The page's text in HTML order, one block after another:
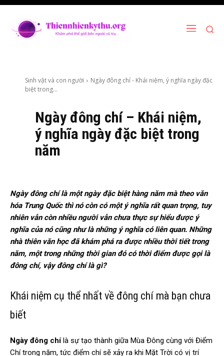
Sinh vật và con người
Ngày đông chí - Khái niệm, ý nghĩa ngày đặc
biệt trong...
Ngày đông chí – Khái niệm,
ý nghĩa ngày đặc biệt trong
năm
Ngày đông chí là một ngày đặc biệt hàng năm mà theo văn
hóa Trung Quốc thì nó còn có một ý nghĩa rất quan trọng, tuy
nhiên vẫn còn nhiều người vẫn chưa thực sự hiểu được ý
nghĩa của nó cũng như là những ý nghĩa có liên quan. Những
nhà thiên văn học đã khám phá ra được nhiều thời tiết trong
năm, một trong những thời gian đó có thời điểm được gọi là
đông chí, vậy đông chí là gì?
Khái niệm cụ thể nhất về đông chí mà bạn chưa
biết
Ngày đông chílà sự tạo thành giữa Mùa Đông cùng với Điểm
Chí trong năm, tức điểm chí sẽ xảy ra khi Mặt Trời có vị trí